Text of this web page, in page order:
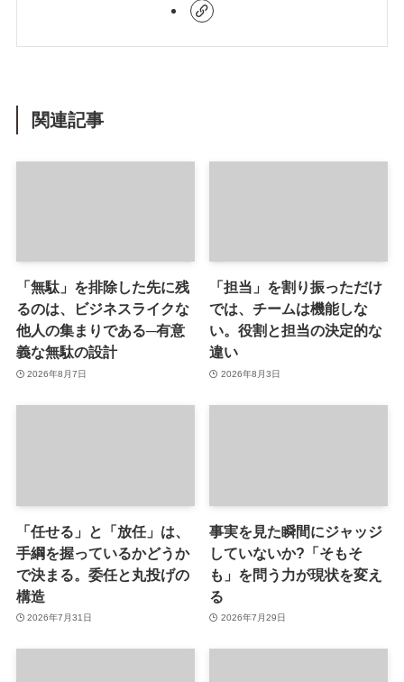
関連記事
「無駄」を排除した先に残
るのは、ビジネスライクな
他人の集まりである─有意
義な無駄の設計
2026年8月7日
「担当」を割り振っただけ
では、チームは機能しな
い。役割と担当の決定的な
違い
2026年8月3日
「任せる」と「放任」は、
手綱を握っているかどうか
で決まる。委任と丸投げの
構造
2026年7月31日
事実を見た瞬間にジャッジ
していないか?「そもそ
も」を問う力が現状を変え
る
2026年7月29日